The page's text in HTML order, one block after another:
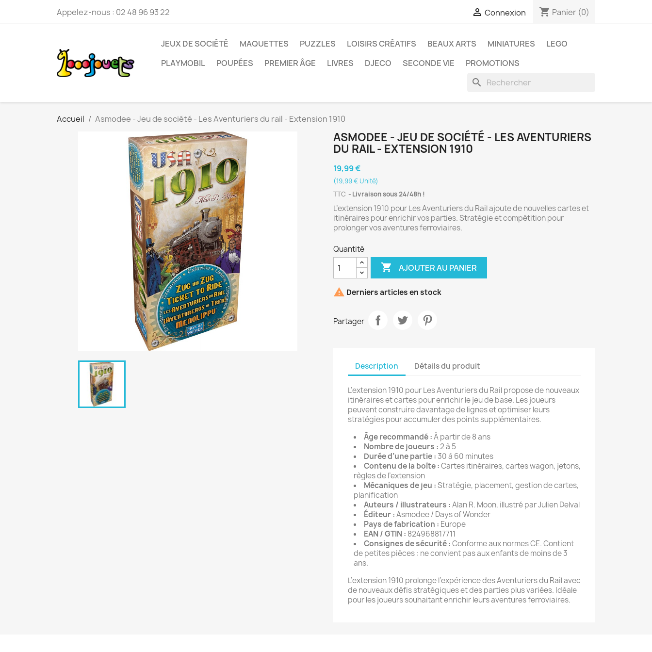
Appelez-nous : 02 48 96 93 22  Connexion shopping_cart Panier (0)
JEUX DE SOCIÉTÉ MAQUETTES PUZZLES LOISIRS CRÉATIFS BEAUX ARTS MINIATURES
LEGO
PLAYMOBIL
POUPÉES PREMIER ÂGE LIVRES DJECO SECONDE VIE PROMOTIONS
search
Accueil Asmodee - Jeu de société - Les Aventuriers du rail - Extension 1910
ASMODEE - JEU DE SOCIÉTÉ - LES AVENTURIERS
DU RAIL - EXTENSION 1910
19,99 €
(19,99 € Unité)
TTC
Livraison sous 24/48h !
L’extension 1910 pour Les Aventuriers du Rail ajoute de nouvelles cartes et
itinéraires pour enrichir vos parties. Stratégie et compétition pour
prolonger vos aventures ferroviaires.
Quantité
 AJOUTER AU PANIER
 Derniers articles en stock
Partager
Description Détails du produit
L’extension 1910 pour Les Aventuriers du Rail propose de nouveaux
itinéraires et cartes pour enrichir le jeu de base. Les joueurs
peuvent construire davantage de lignes et optimiser leurs
stratégies pour accumuler des points supplémentaires.
Âge recommandé :À partir de 8 ans
Nombre de joueurs :2 à 5
Durée d’une partie :30 à 60 minutes
Contenu de la boîte :Cartes itinéraires, cartes wagon, jetons,
règles de l’extension
Mécaniques de jeu :Stratégie, placement, gestion de cartes,
planification
Auteurs / illustrateurs :Alan R. Moon, illustré par Julien Delval
Éditeur :Asmodee / Days of Wonder
Pays de fabrication : Europe
EAN / GTIN : 824968817711
Consignes de sécurité :Conforme aux normes CE. Contient
de petites pièces : ne convient pas aux enfants de moins de 3
ans.
L’extension 1910 prolonge l’expérience des Aventuriers du Rail avec
de nouveaux défis stratégiques et des parties plus variées. Idéale
pour les joueurs souhaitant enrichir leurs aventures ferroviaires.